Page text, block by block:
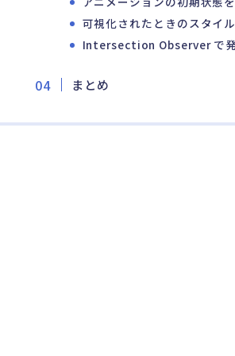
可視化されたときのスタイル
Intersection Observer で
まとめ